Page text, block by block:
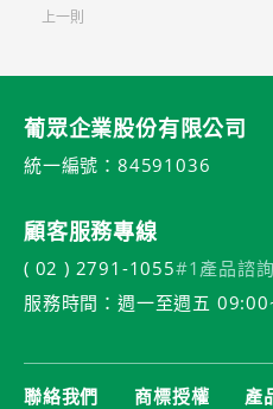
上一則
葡眾企業股份有限公司
統一編號：84591036
顧客服務專線
( 02 ) 2791-1055#1產品諮詢
服務時間：週一至週五
聯絡我們 商標授權
產